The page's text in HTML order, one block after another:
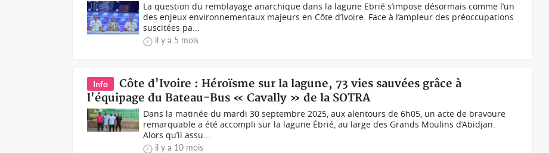
La question du remblayage anarchique dans la lagune Ebrié s’impose désormais comme l’un
des enjeux environnementaux majeurs en Côte d’Ivoire. Face à l’ampleur des préoccupations
suscitées pa...
il y a 5 mois
Info
Côte d'Ivoire : Héroïsme sur la lagune, 73 vies sauvées grâce à
l'équipage du Bateau-Bus « Cavally » de la SOTRA
Dans la matinée du mardi 30 septembre 2025, aux alentours de 6h05, un acte de bravoure
remarquable a été accompli sur la lagune Ébrié, au large des Grands Moulins d’Abidjan.
Alors qu’il assu...
il y a 10 mois